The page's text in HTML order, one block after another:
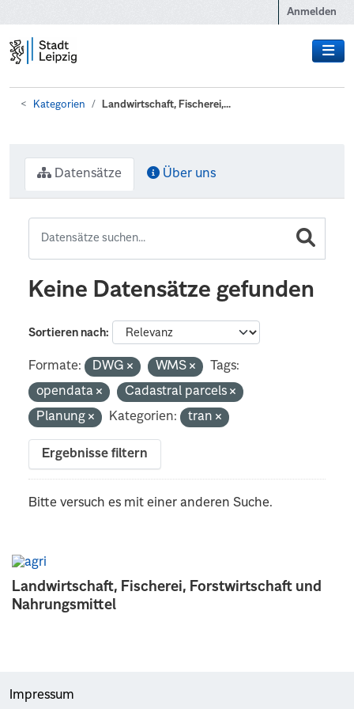
Anmelden
Kategorien Landwirtschaft, Fischerei,...
Landwirtschaft, Fischerei, Forstwirtschaft und
Nahrungsmittel
Datensätze Über uns
Keine Datensätze gefunden
Sortieren nach
Formate: DWG WMS
Tags:
opendata
Cadastral parcels
Planung
Kategorien: tran
Ergebnisse filtern
Bitte versuch es mit einer anderen Suche.
Impressum